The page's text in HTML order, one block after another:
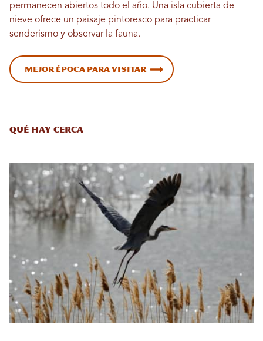
permanecen abiertos todo el año. Una isla cubierta de
nieve ofrece un paisaje pintoresco para practicar
senderismo y observar la fauna.
Mejor época para visitar
Qué hay cerca